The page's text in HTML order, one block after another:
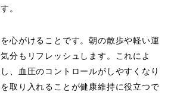
。
心がけることです。朝の散歩や軽い運
分もリフレッシュします。これによ
、血圧のコントロールがしやすくなり
取り入れることが健康維持に役立つで